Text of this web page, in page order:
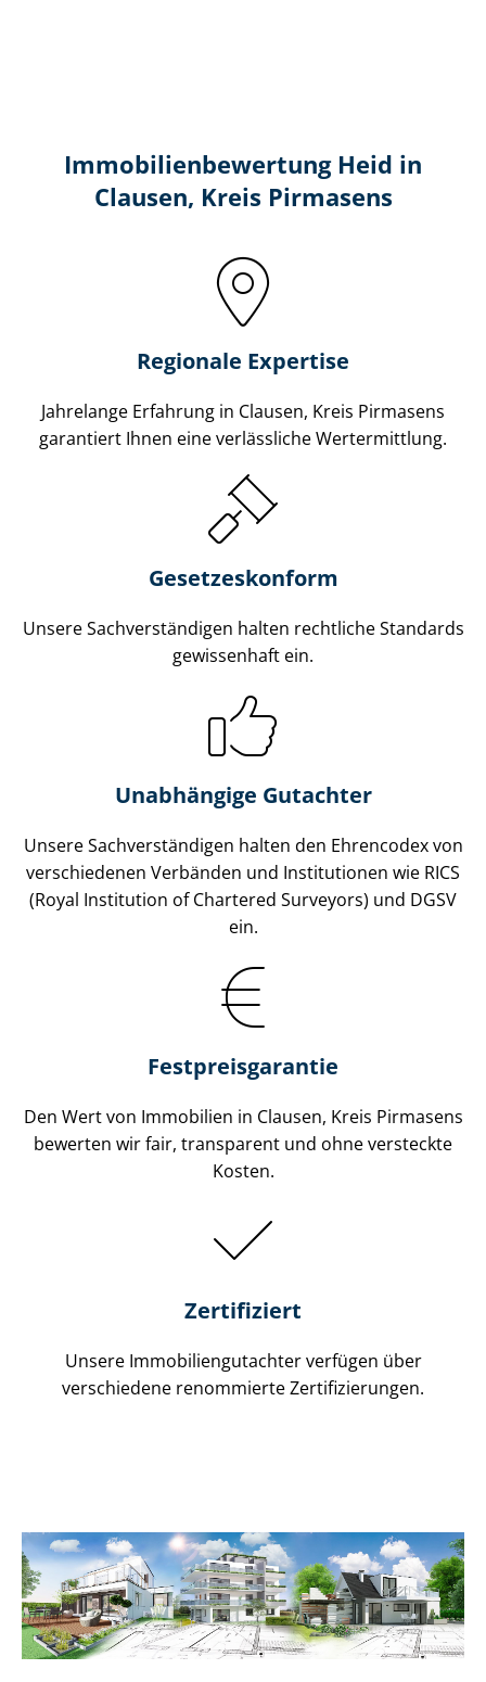
Immobilien­bewertung Heid in
Clausen, Kreis Pirmasens
Regionale Expertise
Jahrelange Erfahrung in Clausen, Kreis Pirmasens
garantiert Ihnen eine verlässliche Wertermittlung.
Gesetzes­konform
Unsere Sach­ver­stän­di­gen halten rechtliche Standards
gewissenhaft ein.
Unabhängige Gutachter
Unsere Sach­ver­stän­di­gen halten den Ehrencodex von
verschiedenen Verbänden und Institutionen wie RICS
(Royal Institution of Chartered Surveyors) und DGSV
ein.
Festpreis​garantie
Den Wert von Immobilien in Clausen, Kreis Pirmasens
bewerten wir fair, transparent und ohne versteckte
Kosten.
Zertifiziert
Unsere Immobilien­gutachter verfügen über
verschiedene renommierte Zer­ti­fi­zie­run­gen.